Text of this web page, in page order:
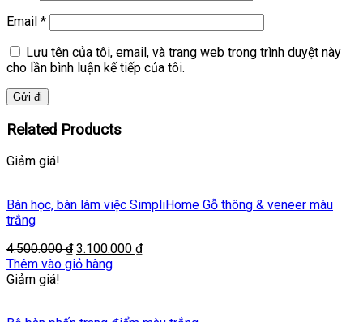
Email *
Lưu tên của tôi, email, và trang web trong trình duyệt này
cho lần bình luận kế tiếp của tôi.
Related Products
Giảm giá!
Bàn học, bàn làm việc SimpliHome Gỗ thông & veneer màu
trắng
4.500.000₫ Original
price
3.100.000 ₫Current
Thêm vào giỏ hàng
Giảm giá!